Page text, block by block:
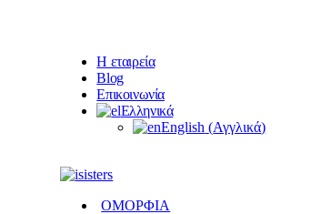
Η εταιρεία
Blog
Επικοινωνία
Ελληνικά
English (Αγγλικά)
ΟΜΟΡΦΙΑ